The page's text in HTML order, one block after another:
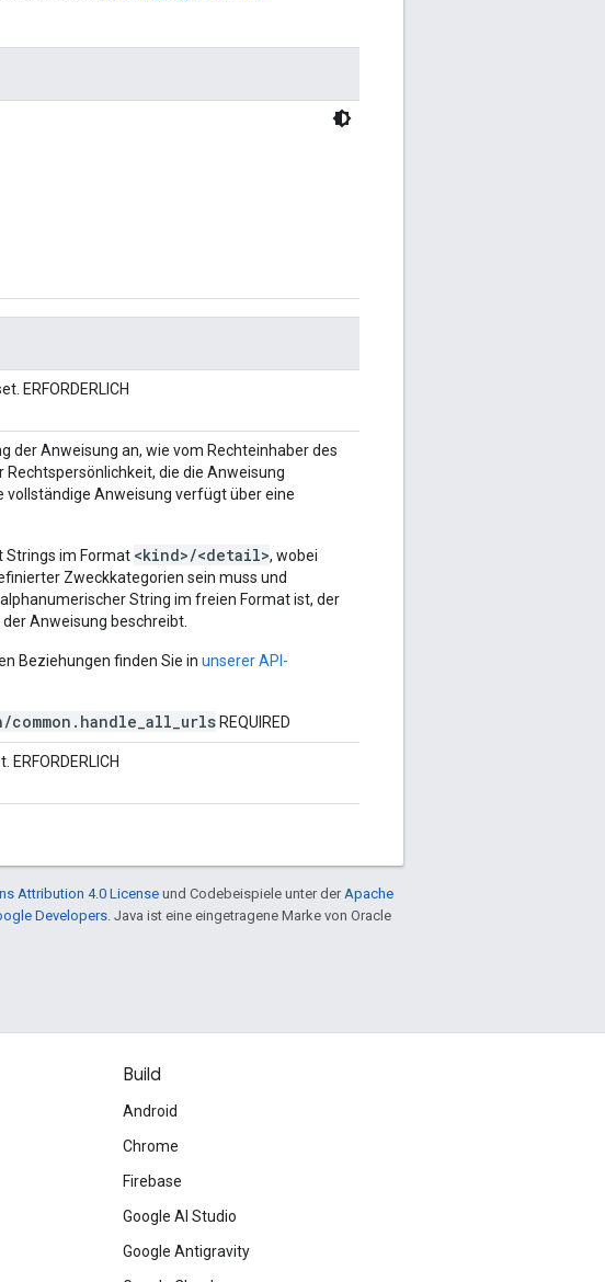
ERFORDERLICH
der Anweisung an, wie vom Rechteinhaber des
Rechtspersönlichkeit, die die Anweisung
Anweisung verfügt über eine
Strings im Format <kind>/<detail>, wobei
Zweckkategorien sein muss und
String im freien Format ist, der
Anweisung beschreibt.
Beziehungen finden Sie in unserer API-
common.handle_all_urls REQUIRED
Attribution 4.0 License und Codebeispiele unter der Apache
Developers . Java ist eine eingetragene Marke von Oracle
Build
Android
Chrome
Firebase
Google AI Studio
Google Antigravity